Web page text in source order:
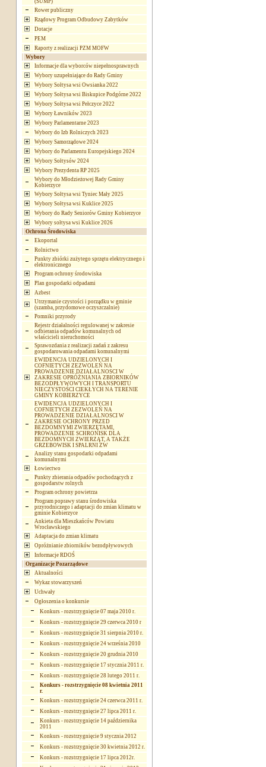
(SUMP)
Rower publiczny
Rządowy Program Odbudowy Zabytków
Dotacje
PEM
Raporty z realizacji PZM MOFW
Wybory
Informacje dla wyborców niepełnosprawnych
Wybory uzupełniające do Rady Gminy
Wybory Sołtysa wsi Owsianka 2022
Wybory Sołtysa wsi Biskupice Podgórne 2022
Wybory Sołtysa wsi Pełczyce 2022
Wybory Ławników 2023
Wybory Parlamentarne 2023
Wybory do Izb Rolniczych 2023
Wybory Samorządowe 2024
Wybory do Parlamentu Europejskiego 2024
Wybory Sołtysów 2024
Wybory Prezydenta RP 2025
Wybory do Młodzieżowej Rady Gminy
Kobierzyce
Wybory Sołtysa wsi Tyniec Mały 2025
Wybory Sołtysa wsi Kuklice 2025
Wybory do Rady Seniorów Gminy Kobierzyce
Wybory sołtysa wsi Kuklice 2026
Ochrona Środowiska
Ekoportal
Rolnictwo
Punkty zbiórki zużytego sprzętu elektrycznego i
elektronicznego
Program ochrony środowiska
Plan gospodarki odpadami
Azbest
Utrzymanie czystości i porządku w gminie
(szamba, przydomowe oczyszczalnie)
Pomniki przyrody
Rejestr działalności regulowanej w zakresie
odbierania odpadów komunalnych od
właścicieli nieruchomości
Sprawozdania z realizacji zadań z zakresu
gospodarowania odpadami komunalnymi
EWIDENCJA UDZIELONYCH I
COFNIETYCH ZEZWOLEŃ NA
PROWADZENIE DZIAŁALNOSCI W
ZAKRESIE OPRÓŻNIANIA ZBIORNIKÓW
BEZODPŁYWOWYCH I TRANSPORTU
NIECZYSTOŚCI CIEKŁYCH NA TERENIE
GMINY KOBIERZYCE
EWIDENCJA UDZIELONYCH I
COFNIETYCH ZEZWOLEŃ NA
PROWADZENIE DZIAŁALNOSCI W
ZAKRESIE OCHRONY PRZED
BEZDOMNYMI ZWIERZĘTAMI,
PROWADZENIE SCHRONISK DLA
BEZDOMNYCH ZWIERZĄT, A TAKŻE
GRZEBOWISK I SPALRNI ZW
Analizy stanu gospodarki odpadami
komunalnymi
Łowiectwo
Punkty zbierania odpadów pochodzących z
gospodarstw rolnych
Program ochrony powietrza
Program poprawy stanu środowiska
przyrodniczego i adaptacji do zmian klimatu w
gminie Kobierzyce
Ankieta dla Mieszkańców Powiatu
Wrocławskiego
Adaptacja do zmian klimatu
Opróżnianie zbiorników bezodpływowych
Informacje RDOŚ
Organizacje Pozarządowe
Aktualności
Wykaz stowarzyszeń
Uchwały
Ogłoszenia o konkursie
Konkurs - rozstrzygnięcie 07 maja 2010 r.
Konkurs - rozstrzygnięcie 29 czerwca 2010 r
Konkurs - rozstrzygnięcie 31 sierpnia 2010 r.
Konkurs - rozstrzygnięcie 24 września 2010
Konkurs - rozstrzygnięcie 20 grudnia 2010
Konkurs - rozstrzygnięcie 17 stycznia 2011 r.
Konkurs - rozstrzygnięcie 28 lutego 2011 r.
Konkurs - rozstrzygnięcie 08 kwietnia 2011
r.
Konkurs - rozstrzygnięcie 24 czerwca 2011 r.
Konkurs - rozstrzygnięcie 27 lipca 2011 r.
Konkurs - rozstrzygnięcie 14 października
2011
Konkurs - rozstrzygnięcie 9 stycznia 2012
Konkurs - rozstrzygnięcie 30 kwietnia 2012 r.
Konkurs - rozstrzygnięcie 17 lipca 2012r.